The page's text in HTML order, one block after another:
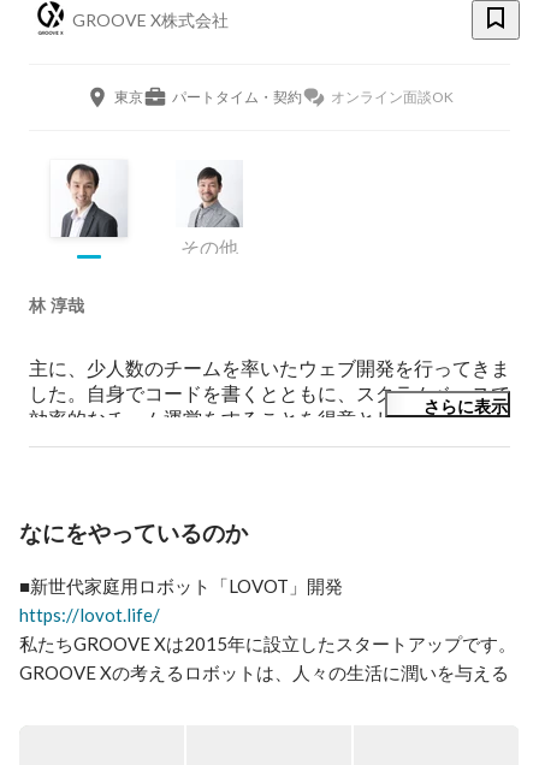
GROOVE X株式会社
東京 パートタイム・契約 オンライン面談OK
その他
林 淳哉
主に、少人数のチームを率いたウェブ開発を行ってきま
した。自身でコードを書くとともに、スクラムベースで
効率的なチーム運営をすることを得意としています。現
在は、初めてのロボット業界で四苦八苦しながら、上流
さらに表示
なにをやっているのか
https://lovot.life/
私たちGROOVE Xは2015年に設立したスタートアップです。
GROOVE Xの考えるロボットは、人々の生活に潤いを与える
ボットです。それは、将来癒しを与える存在を超え、人の潜